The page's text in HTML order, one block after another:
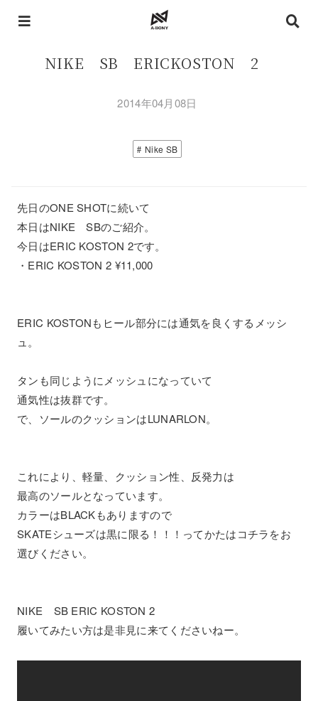
NIKE SB ERICKOSTON 2
2014年04月08日
Nike SB
先日のONE SHOTに続いて
本日はNIKE SBのご紹介。
今日はERIC KOSTON 2です。
・ERIC KOSTON 2 ¥11,000
ERIC KOSTONもヒール部分には通気を良くするメッシ
ュ。
タンも同じようにメッシュになっていて
通気性は抜群です。
で、ソールのクッションはLUNARLON。
これにより、軽量、クッション性、反発力は
最高のソールとなっています。
カラーはBLACKもありますので
SKATEシューズは黒に限る！！！ってかたはコチラをお
選びください。
NIKE SB ERIC KOSTON 2
履いてみたい方は是非見に来てくださいねー。